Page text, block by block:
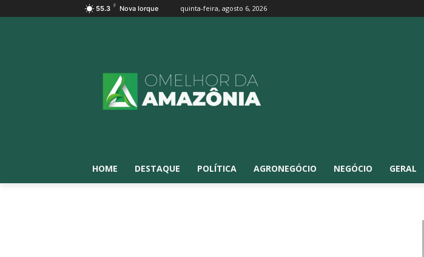
55.3 F Nova Iorque quinta-feira, agosto 6, 2026
HOME DESTAQUE POLÍTICA AGRONEGÓCIO NEGÓCIO GERAL